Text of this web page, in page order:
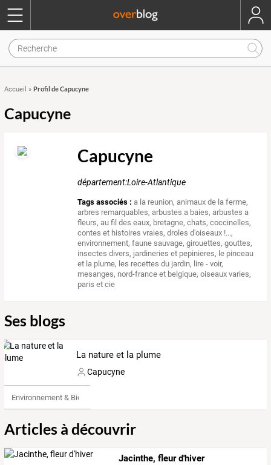
Accueil » Profil de Capucyne
Capucyne
Capucyne
département:Loire-Atlantique
Tags associés : a la reunion,animaux de la ferme,
arbres remarquables,arbustes a baies,arbustes a
fleurs,au fil des eaux, bretagne,chats,coccinelles,
contes et histoires vraies,droles d'oiseaux !...,
environnement,faune sauvage,girouettes,gouttes,
insectes divers, jardineries et pepinieres, le pinceau
et la plume, les recettes du jardin, lire - voir,
mesanges, nord-france et belgique,oiseaux varies,
paris et cie
Ses blogs
La nature et la plume
Capucyne
Environnement & Bio
Articles à découvrir
Jacinthe, fleur d'hiver